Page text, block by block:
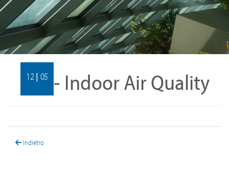
12 | 05
IAQ - Indoor Air Quality
Indietro